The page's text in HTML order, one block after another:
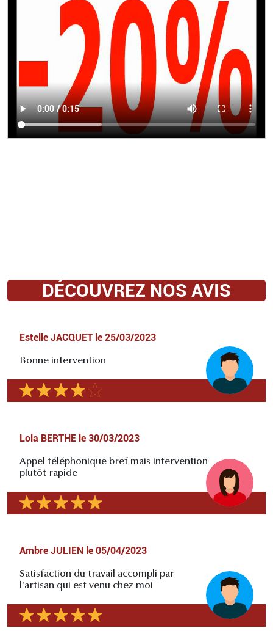
DÉCOUVREZ NOS AVIS
Estelle JACQUET le 25/03/2023
Bonne intervention
Lola BERTHE le 30/03/2023
Appel téléphonique bref mais intervention
plutôt rapide
Ambre JULIEN le 05/04/2023
Satisfaction du travail accompli par
l'artisan qui est venu chez moi